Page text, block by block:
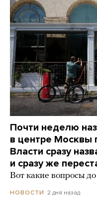
Почти неделю
в центре Москвы
Власти сразу
и сразу же
Вот какие вопросы до
НОВОСТИ 2 дня назад